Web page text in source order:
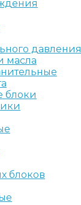
давления
масла
блоки
блоков